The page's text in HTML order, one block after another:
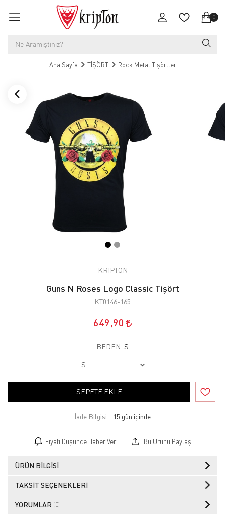
0
Ana Sayfa TİŞÖRT Rock Metal Tişörtler
KRIPTON
Guns N Roses Logo Classic Tişört
KT0146-165
649,90
BEDEN: S
SEPETE EKLE
İade Bilgisi:
Fiyatı Düşünce Haber Ver Bu Ürünü Paylaş
ÜRÜN BILGISI
TAKSIT SEÇENEKLERI
YORUMLAR (0)